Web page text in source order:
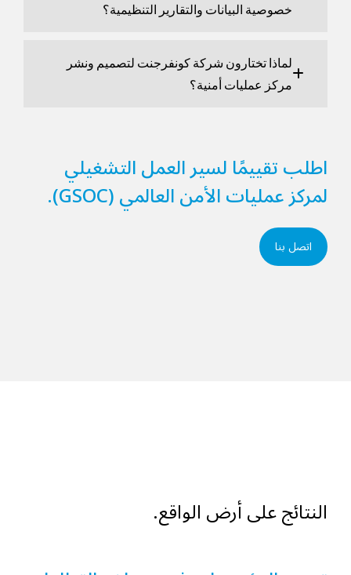
خصوصية البيانات والتقارير التنظيمية؟
لماذا تختارون شركة كونفرجنت لتصميم ونشر
مركز عمليات أمنية؟
اطلب تقييمًا لسير العمل التشغيلي
لمركز عمليات الأمن العالمي (GSOC).
اتصل بنا
النتائج على أرض الواقع.